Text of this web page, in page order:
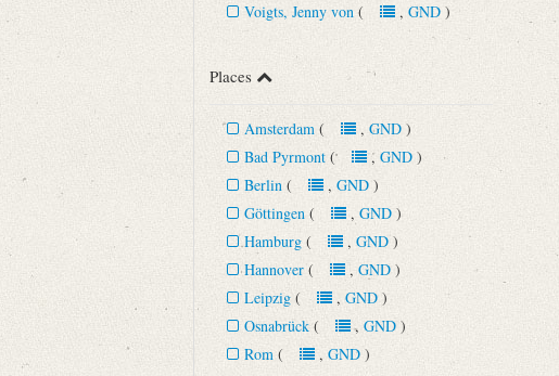
Voigts, Jenny von (, GND)
Places
Amsterdam (, GND)
Bad Pyrmont (, GND)
Berlin (, GND)
Göttingen (, GND)
Hamburg (, GND)
Hannover (, GND)
Leipzig (, GND)
Osnabrück (, GND)
Rom (, GND)